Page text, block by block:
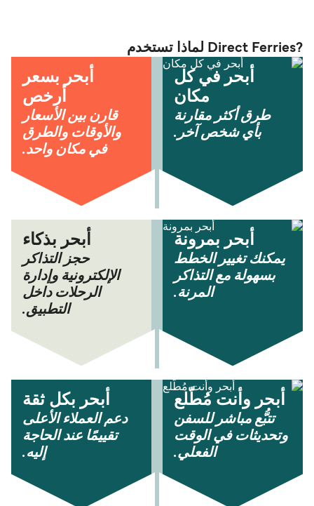
?Direct Ferries لماذا تستخدم
أبحر في كل
مكان
طرق أكثر مقارنة
بأي شخص آخر.
أبحر بسعر
أرخص
قارن بين الأسعار
والأوقات والطرق
في مكان واحد.
أبحر بمرونة
يمكنك تغيير الخطط
بسهولة مع التذاكر
المرنة.
أبحر بذكاء
حجز التذاكر
الإلكترونية وإدارة
الرحلات داخل
التطبيق.
أبحر وأنت مُطّلع
تتبُّع مباشر للسفن
وتحديثات في الوقت
الفعلي.
أبحر بكل ثقة
دعم العملاء الأعلى
تقييمًا عند الحاجة
إليه.